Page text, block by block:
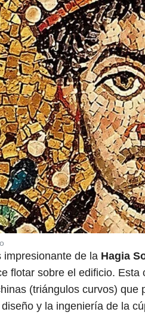
impresionante de la Hagia
flotar sobre el edificio.
(triángulos curvos)
y la ingeniería de la